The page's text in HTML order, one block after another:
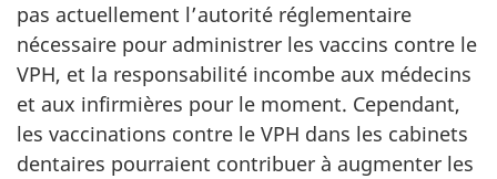
pas actuellement l’autorité réglementaire
nécessaire pour administrer les vaccins contre le
VPH, et la responsabilité incombe aux médecins
et aux infirmières pour le moment. Cependant,
les vaccinations contre le VPH dans les cabinets
dentaires pourraient contribuer à augmenter les